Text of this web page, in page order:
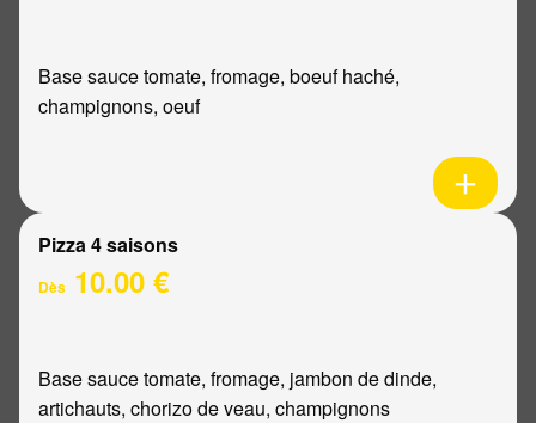
Base sauce tomate, fromage, boeuf haché,
champignons, oeuf
Pizza 4 saisons
Dès 10.00 €
Base sauce tomate, fromage, jambon de dinde,
artichauts, chorizo de veau, champignons